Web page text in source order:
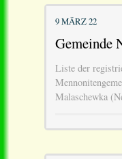
9 MÄRZ 22
Gemeinde
Liste der
Malaschewka